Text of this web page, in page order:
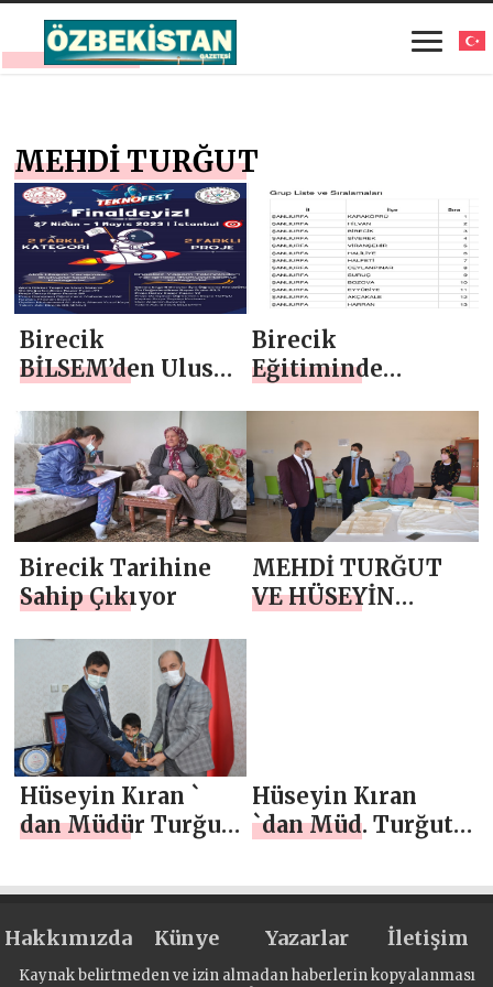
MEHDİ TURĞUT
Birecik
BİLSEM’den Ulusal
Birecik
Eğitiminde
Birecik Tarihine
Sahip Çıkıyor
MEHDİ TURĞUT
VE HÜSEYİN
Hüseyin Kıran `
dan Müdür Turğut
Hüseyin Kıran
`dan Müd. Turğut`
Ziyareti
Hakkımızda Künye Yazarlar İletişim
Kaynak belirtmeden ve izin almadan haberlerin kopyalanması